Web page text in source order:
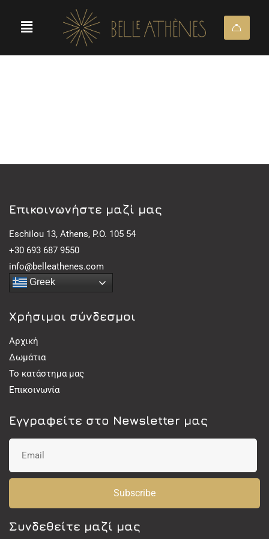
Eπικοινωνήστε μαζί μας
Eschilou 13, Athens, P.O. 105 54
+30 693 687 9550
info@belleathenes.com
Greek
Χρήσιμοι σύνδεσμοι
Αρχική
Δωμάτια
Το κατάστημα μας
Επικοινωνία
Εγγραφείτε στο Newsletter μας
Subscribe
Συνδεθείτε μαζί μας